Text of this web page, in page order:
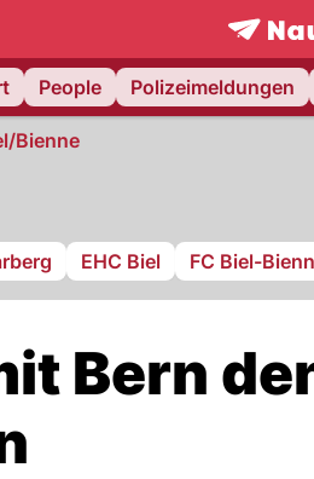
People Polizeimeldungen
Bienne
EHC Biel FC Biel-
Bern